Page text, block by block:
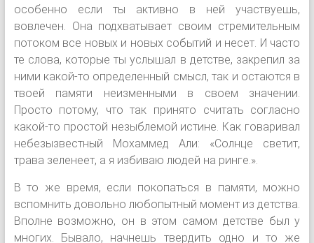
особенно если ты активно в ней участвуешь,
вовлечен. Она подхватывает своим стремительным
потоком все новых и новых событий и несет. И часто
те слова, которые ты услышал в детстве, закрепил за
ними какой-то определенный смысл, так и остаются в
твоей памяти неизменными в своем значении.
Просто потому, что так принято считать согласно
какой-то простой незыблемой истине. Как говаривал
небезызвестный Мохаммед Али: «Солнце светит,
трава зеленеет, а я избиваю людей на ринге.».
В то же время, если покопаться в памяти, можно
вспомнить довольно любопытный момент из детства.
Вполне возможно, он в этом самом детстве был у
многих. Бывало, начнешь твердить одно и то же